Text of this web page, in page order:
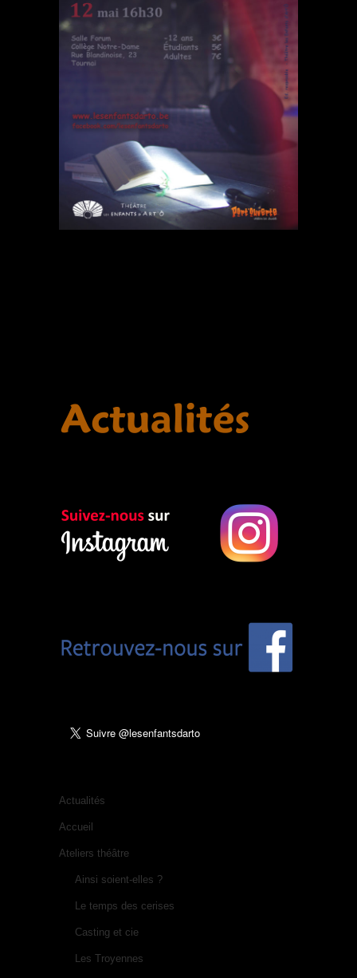
Actualités
Accueil
Ateliers théâtre
Ainsi soient-elles ?
Le temps des cerises
Casting et cie
Les Troyennes